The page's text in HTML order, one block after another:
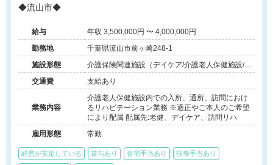
◆流山市◆
給与
年収 3,500,000円 〜 4,000,000円
勤務地
千葉県流山市前ヶ崎248-1
施設形態
介護保険関連施設（デイケア/介護老人保健施設/訪
問看護・リハ）
交通費 支給あり
業務内容
介護老人保健施設内での入所、通所、訪問におけ
るリハビテーション業務 ※適正やご本人のご希望
により配属 配属先:老健、デイケア、訪問リハ
雇用形態
常勤
経営が安定している 賞与あり 住宅手当あり 扶養手当あり